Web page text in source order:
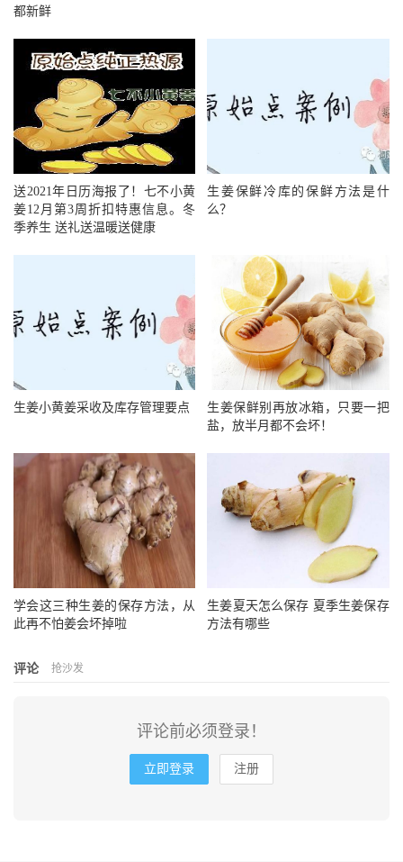
20℃，当气温下降时，可增加覆盖物保温；如气温过
高，可减少覆盖物以散热降温。
塑料薄膜袋贮藏：
将选好的姜放入无毒的聚乙烯薄
膜内，封口随吃随取。
干法保存：将生姜脱皮沸水烫漂5—6分钟，使姜内
淀粉湿润，然后进行熏硫，再用冷水洗净放在60—70℃
的条件下烘干。干品放在阴凉通风处，可长期保存。
埋入食盐中保存。
买回鲜姜后，洗净擦干，然后埋
入食盐中，可使生姜保鲜较长的时间不坏鲜姜洗净，甩
去表面水分，然后将细盐涂于边面，放在一个不封口的
小塑料袋中，可以保存10天左右不干不烂将生姜浸泡在
盐水中一个小时，然后取出晾干或晒干，放进冰箱，可
用花钵储存：将生姜用报纸包好，放在花盆的土壤
上面，在上面洒水把报纸淋湿即可。此法一年四季适
用。
END
度容易升高，不能将坑口全部封闭，开始1个月内，要
即可。冬季坑口必须封严，严防坑温过低。贮藏中要经
都新鲜
送2021年日历海报了！七不小黄
姜12月第3周折扣特惠信息。冬
季养生 送礼送温暖送健康
生姜保鲜冷库的保鲜方法是什
么？
生姜小黄姜采收及库存管理要点
生姜保鲜别再放冰箱，只要一把
盐，放半月都不会坏！
学会这三种生姜的保存方法，从
此再不怕姜会坏掉啦
生姜夏天怎么保存 夏季生姜保存
方法有哪些
评论 抢沙发
评论前必须登录！
立即登录 注册